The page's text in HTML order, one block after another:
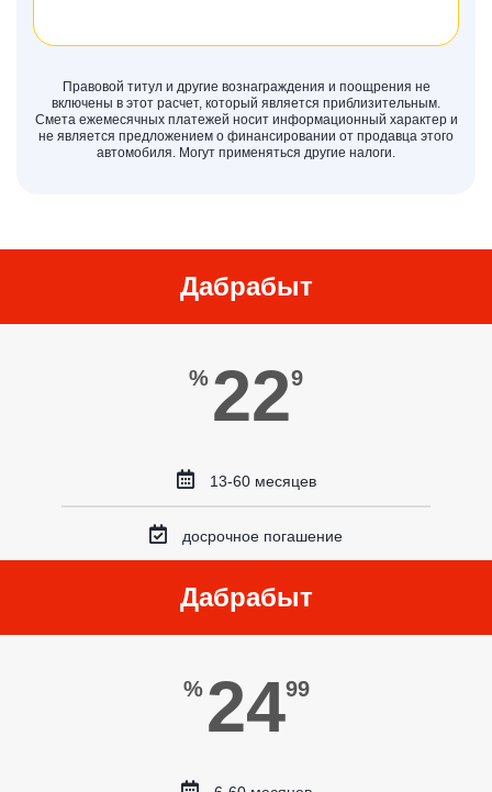
Правовой титул и другие вознаграждения и поощрения не
включены в этот расчет, который является приблизительным.
Смета ежемесячных платежей носит информационный характер и
не является предложением о финансировании от продавца этого
автомобиля. Могут применяться другие налоги.
Дабрабыт
% 229
13-60 месяцев
досрочное погашение
Дабрабыт
% 2499